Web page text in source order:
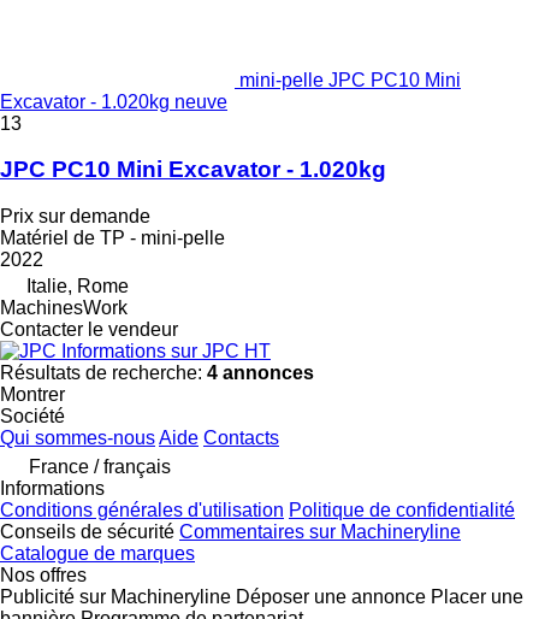
mini-pelle JPC PC10 Mini
Excavator - 1.020kg neuve
13
JPC PC10 Mini Excavator - 1.020kg
Prix sur demande
Matériel de TP - mini-pelle
2022
Italie, Rome
MachinesWork
Contacter le vendeur
Informations sur JPC HT
Résultats de recherche: 4 annonces
Montrer
Société
Qui sommes-nousAide Contacts
France / français
Informations
Conditions générales d'utilisation Politique de confidentialité
Conseils de sécurité Commentaires sur Machineryline
Catalogue de marques
Nos offres
Publicité sur Machineryline Déposer une annonce Placer une